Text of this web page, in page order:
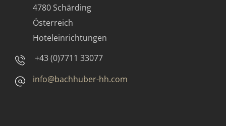
4780 Schärding
Österreich
Hoteleinrichtungen
+43 (0)7711 33077
info@bachhuber-hh.com